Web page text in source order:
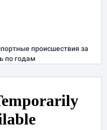
происшествия за
по годам